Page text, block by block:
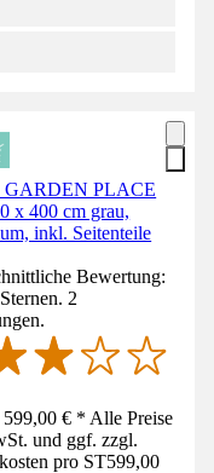
GARDEN PLACE
x 400 cm grau,
inkl. Seitenteile
Bewertung:
2
€ * Alle Preise
und ggf. zzgl.
pro ST599,00